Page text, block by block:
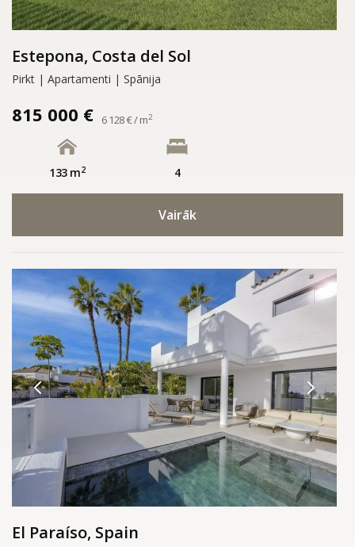
Estepona, Costa del Sol
Pirkt | Apartamenti | Spānija
815 000 € 6 128 € / m2
133 m2 4
Vairāk
El Paraíso, Spain